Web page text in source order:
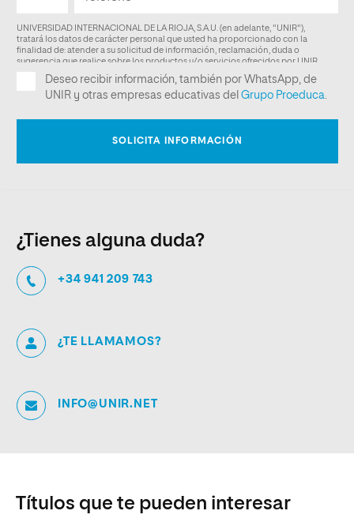
¿Tienes alguna duda?
+34 941 209 743
¿TE LLAMAMOS?
INFO@UNIR.NET
Títulos que te pueden interesar